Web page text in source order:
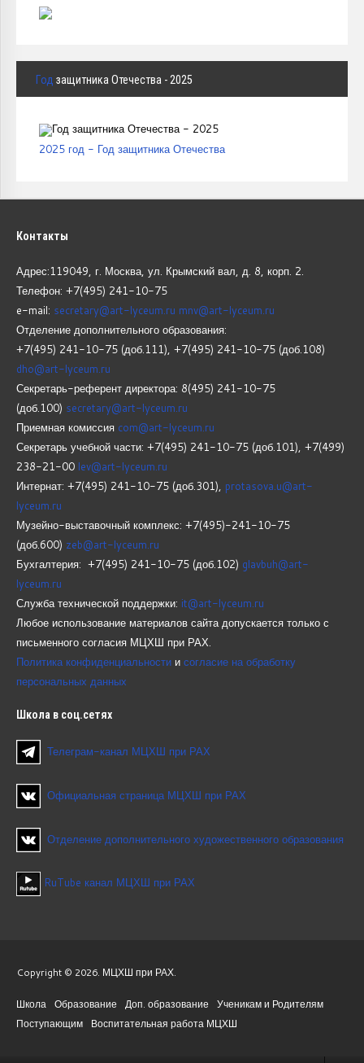
Год защитника Отечества - 2025
2025 год - Год защитника Отечества
Контакты
Адрес:119049, г. Москва, ул. Крымский вал, д. 8, корп. 2.
Телефон: +7(495) 241-10-75
e-mail: secretary@art-lyceum.ru mnv@art-lyceum.ru
Отделение дополнительного образования:
+7(495) 241-10-75 (доб.111), +7(495) 241-10-75 (доб.108)
dho@art-lyceum.ru
Секретарь-референт директора: 8(495) 241-10-75
(доб.100) secretary@art-lyceum.ru
Приемная комиссия com@art-lyceum.ru
Секретарь учебной части: +7(495) 241-10-75 (доб.101), +7(499)
238-21-00 lev@art-lyceum.ru
Интернат: +7(495) 241-10-75 (доб.301), protasova.u@art-
lyceum.ru
Музейно-выставочный комплекс: +7(495)-241-10-75
(доб.600) zeb@art-lyceum.ru
Бухгалтерия: +7(495) 241-10-75 (доб.102) glavbuh@art-
lyceum.ru
Служба технической поддержки: it@art-lyceum.ru
Любое использование материалов сайта допускается только с
письменного согласия МЦХШ при РАХ.
Политика конфиденциальности и согласие на обработку
персональных данных
Школа в соц.сетях
Телеграм-канал МЦХШ при РАХ
Официальная страница МЦХШ при РАХ
Отделение дополнительного художественного образования
RuTube канал МЦХШ при РАХ
Copyright © 2026. МЦХШ при РАХ.
Школа Образование Доп. образование
Ученикам и Родителям
Поступающим
Воспитательная работа МЦХШ